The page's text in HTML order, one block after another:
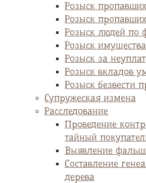
Розыск
Розыск
Розыск людей по
Розыск
Розыск за
Розыск вкладов
Розыск безвести
Супружеская измена
Расследование
Проведение
тайный
Выявление
Cоставление
дерева